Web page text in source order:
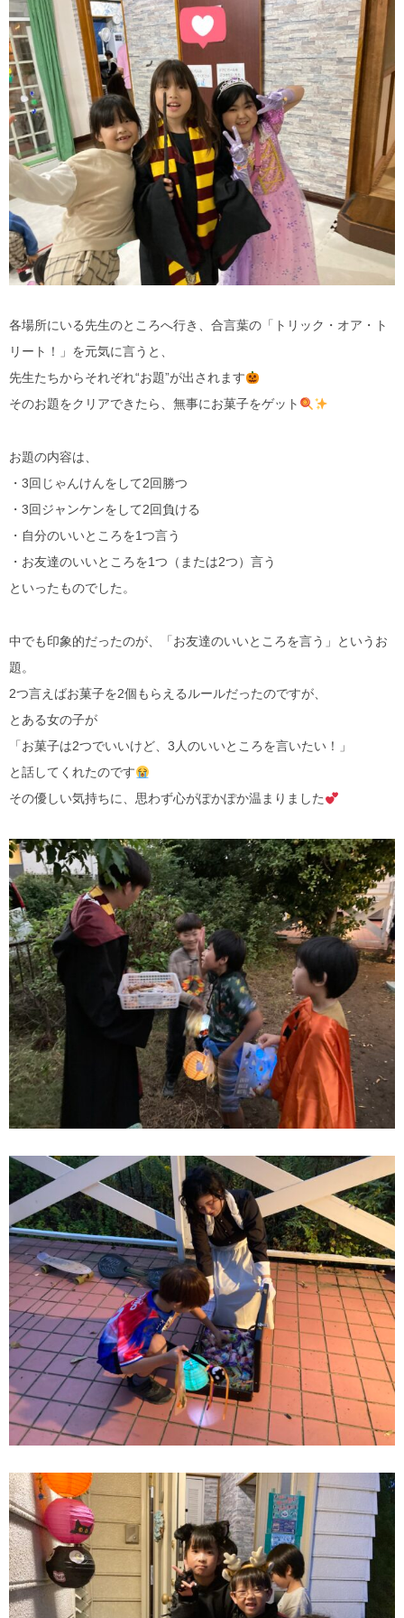
各場所にいる先生のところへ行き、合言葉の「トリック・オア・ト
リート！」を元気に言うと、
先生たちからそれぞれ“お題”が出されます
そのお題をクリアできたら、無事にお菓子をゲット
お題の内容は、
・3回じゃんけんをして2回勝つ
・3回ジャンケンをして2回負ける
・自分のいいところを1つ言う
・お友達のいいところを1つ（または2つ）言う
といったものでした。
中でも印象的だったのが、「お友達のいいところを言う」というお
題。
2つ言えばお菓子を2個もらえるルールだったのですが、
とある女の子が
「お菓子は2つでいいけど、3人のいいところを言いたい！」
と話してくれたのです
その優しい気持ちに、思わず心がぽかぽか温まりました